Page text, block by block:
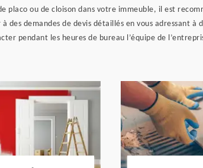
placo ou de cloison dans votre immeuble, il est
des demandes de devis détaillés en vous adressant
pendant les heures de bureau l’équipe de